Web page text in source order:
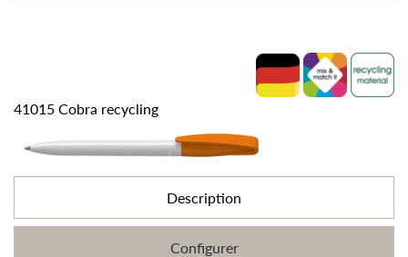
41015 Cobra recycling
Description
Configurer